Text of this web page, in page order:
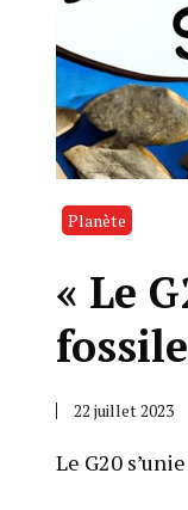
Planète
« Le
22 juillet 2023
Le G20